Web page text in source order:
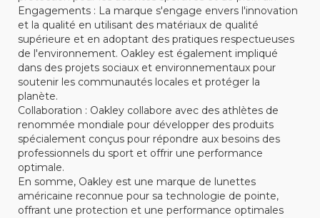
Engagements : La marque s'engage envers l'innovation
et la qualité en utilisant des matériaux de qualité
supérieure et en adoptant des pratiques respectueuses
de l'environnement. Oakley est également impliqué
dans des projets sociaux et environnementaux pour
soutenir les communautés locales et protéger la
planète.
Collaboration : Oakley collabore avec des athlètes de
renommée mondiale pour développer des produits
spécialement conçus pour répondre aux besoins des
professionnels du sport et offrir une performance
optimale.
En somme, Oakley est une marque de lunettes
américaine reconnue pour sa technologie de pointe,
offrant une protection et une performance optimales